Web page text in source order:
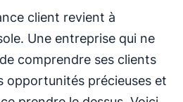
client revient à
Une entreprise qui ne
comprendre ses clients
opportunités précieuses et